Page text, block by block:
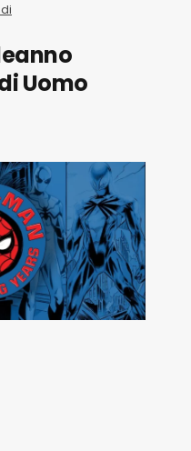
Uomo